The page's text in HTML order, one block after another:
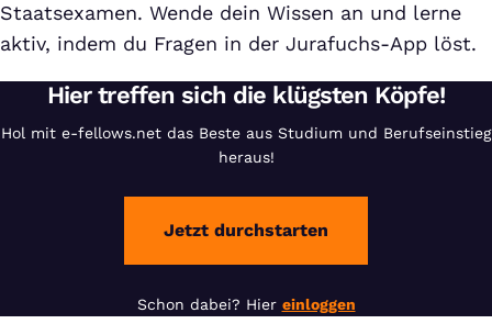
Staatsexamen. Wende dein Wissen an und lerne
aktiv, indem du Fragen in der Jurafuchs-App löst.
Hier treffen sich die klügsten Köpfe!
Hol mit e-fellows.net das Beste aus Studium und Berufseinstieg
heraus!
Jetzt durchstarten
Schon dabei? Hier einloggen